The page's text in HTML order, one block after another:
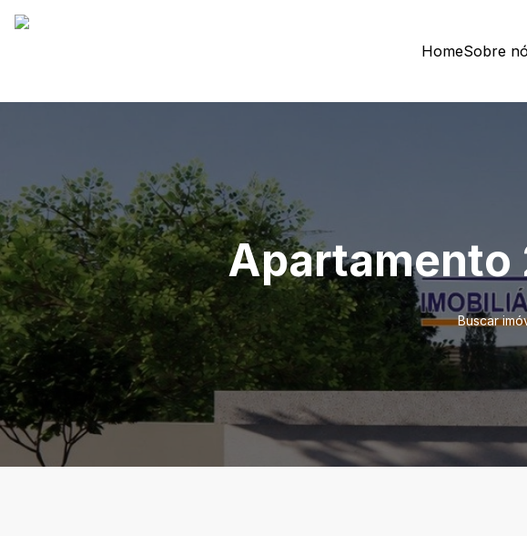
HomeSobre
Apartamento
Buscar